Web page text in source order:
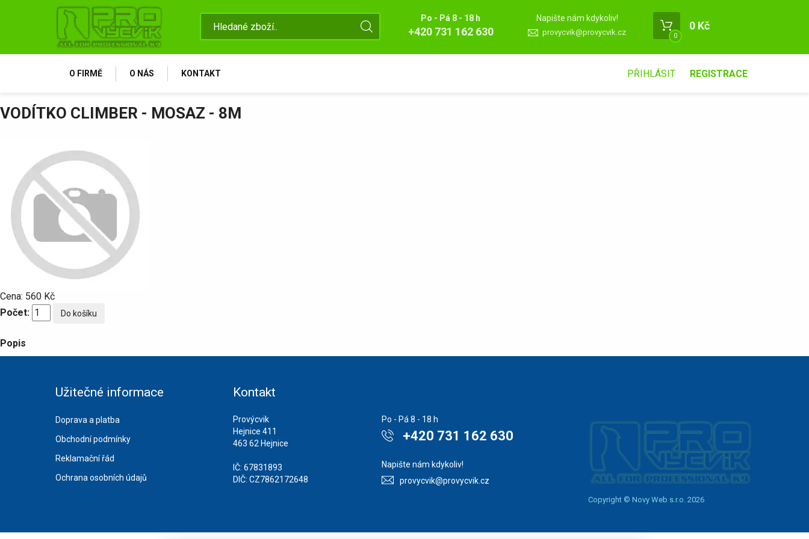
Po - Pá 8 - 18 h
+420 731 162 630
Napište nám kdykoliv!
provycvik@provycvik.cz 0
0 Kč
O FIRMĚ O NÁS KONTAKT PŘIHLÁSIT REGISTRACE
VODÍTKO CLIMBER - MOSAZ - 8M
Cena: 560 Kč
Počet:
Popis
Užitečné informace
Doprava a platba
Obchodní podmínky
Reklamační řád
Ochrana osobních údajů
Kontakt
Provýcvik
Hejnice 411
463 62 Hejnice
IČ: 67831893
DIČ: CZ7862172648
Po - Pá 8 - 18 h
+420 731 162 630
Napište nám kdykoliv!
provycvik@provycvik.cz
Copyright © Novy Web s.r.o. 2026